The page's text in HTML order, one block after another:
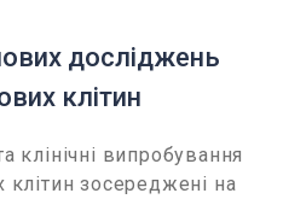
досліджень
клітин
клінічні випробування
зосереджені на